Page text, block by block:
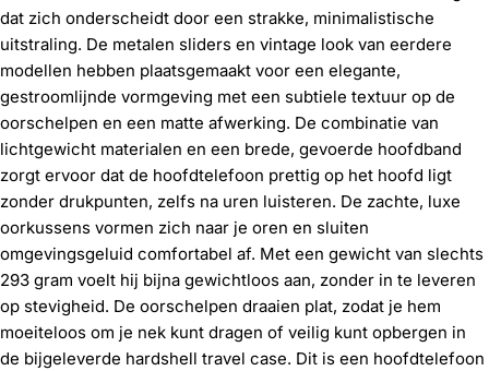
dat zich onderscheidt door een strakke, minimalistische
uitstraling. De metalen sliders en vintage look van eerdere
modellen hebben plaatsgemaakt voor een elegante,
gestroomlijnde vormgeving met een subtiele textuur op de
oorschelpen en een matte afwerking. De combinatie van
lichtgewicht materialen en een brede, gevoerde hoofdband
zorgt ervoor dat de hoofdtelefoon prettig op het hoofd ligt
zonder drukpunten, zelfs na uren luisteren. De zachte, luxe
oorkussens vormen zich naar je oren en sluiten
omgevingsgeluid comfortabel af. Met een gewicht van slechts
293 gram voelt hij bijna gewichtloos aan, zonder in te leveren
op stevigheid. De oorschelpen draaien plat, zodat je hem
moeiteloos om je nek kunt dragen of veilig kunt opbergen in
de bijgeleverde hardshell travel case. Dit is een hoofdtelefoon